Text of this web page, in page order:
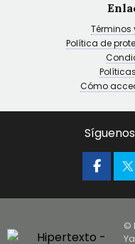
Términos
Política de
Cómo
©